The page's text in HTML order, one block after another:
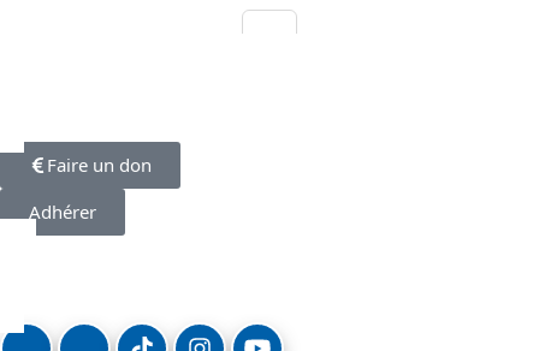
Faire un don
Adhérer